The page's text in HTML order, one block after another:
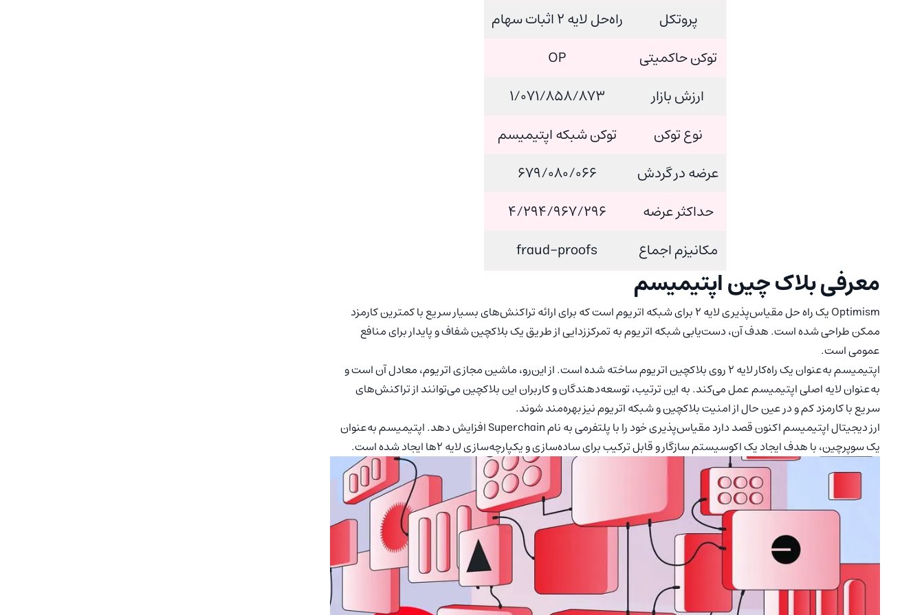
پروتکل
راه‌حل لایه 2 اثبات سهام
توکن حاکمیتی
OP
ارزش بازار
۱/۰۷۱/۸۵۸/۸۷۳
نوع توکن
توکن شبکه اپتیمیسم
عرضه در گردش
۶۷۹/۰۸۰/۰۶۶
حداکثر عرضه
۴/۲۹۴/۹۶۷/۲۹۶
مکانیزم اجماع
fraud-proofs
معرفی بلاک چین اپتیمیسم
Optimism یک راه حل مقیاس‌پذیری لایه ۲ برای شبکه اتریوم است که برای ارائه تراکنش‌های بسیار سریع با کمترین کارمزد
ممکن طراحی شده است. هدف آن، دست‌یابی شبکه اتریوم به تمرکززدایی از طریق یک بلاکچین شفاف و پایدار برای منافع
عمومی است.
اپتیمیسم به‌عنوان یک راه‌کار لایه ۲ روی بلاکچین اتریوم ساخته شده است. از این‌رو، ماشین مجازی اتریوم، معادل آن است و
به‌عنوان لایه اصلی اپتیمیسم عمل می‌کند. به این ترتیب، توسعه‌دهندگان و کاربران این بلاکچین می‌توانند از تراکنش‌های
سریع با کارمزد کم و در عین حال از امنیت بلاکچین و شبکه اتریوم نیز بهره‌مند شوند.
ارز دیجیتال اپتیمیسم اکنون قصد دارد مقیاس‌پذیری خود را با پلتفرمی به نام Superchain افزایش دهد. اپتیمیسم به‌عنوان
یک سوپرچین، با هدف ایجاد یک اکوسیستم سازگار و قابل ترکیب برای ساده‌سازی و یکپارچه‌سازی لایه 2ها ایجاد شده است.